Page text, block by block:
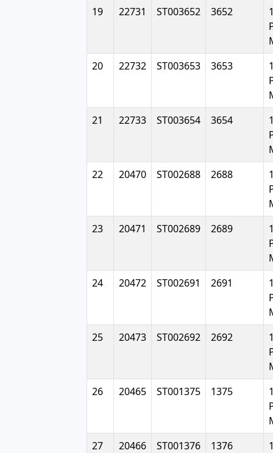
19
22731 ST003652 3652
20
22732 ST003653 3653
21
22733 ST003654 3654
22
20470 ST002688 2688
23
20471 ST002689 2689
24
20472 ST002691 2691
25
20473 ST002692 2692
26
20465 ST001375 1375
27
20466 ST001376 1376